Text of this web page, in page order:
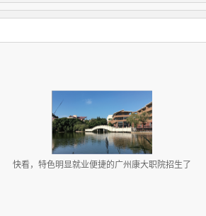
快看，特色明显就业便捷的广州康大职院招生了